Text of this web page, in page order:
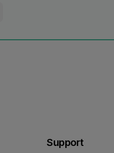
Support